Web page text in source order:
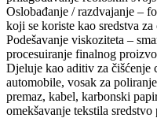
Oslobađanje / razdvajanje –
koji se koriste kao sredstva
Podešavanje viskoziteta –
procesuiranje finalnog
Djeluje kao aditiv za čišćenje
automobile, vosak za
premaz, kabel, karbonski
omekšavanje tekstila